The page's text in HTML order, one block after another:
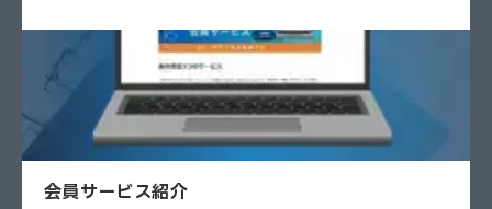
会員サービス紹介